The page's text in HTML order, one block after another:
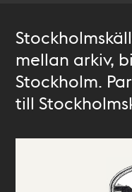
mellan arkiv,
Stockholm.
till